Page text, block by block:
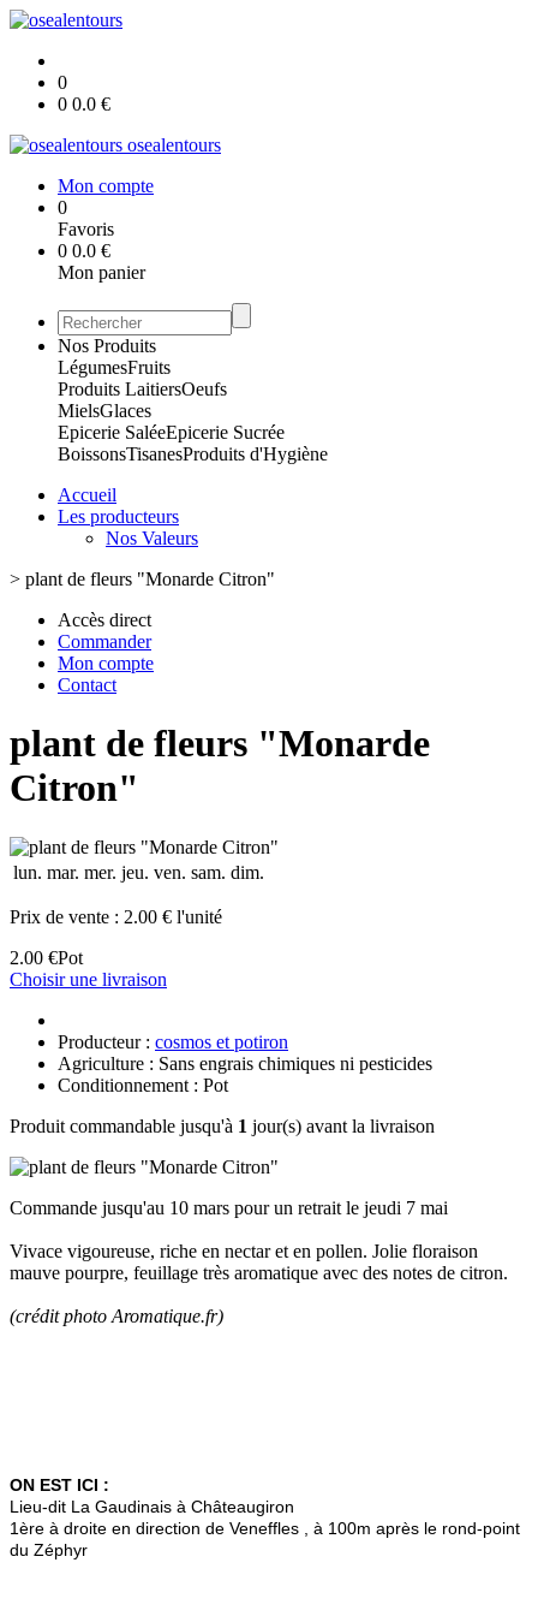
0
0 0.0 €
osealentours
Mon compte
0
Favoris
0 0.0 €
Mon panier
Nos Produits
LégumesFruits
Produits LaitiersOeufs
MielsGlaces
Epicerie SaléeEpicerie Sucrée
BoissonsTisanesProduits d'Hygiène
Accueil
Les producteurs
Nos Valeurs
> plant de fleurs "Monarde Citron"
Accès direct
Commander
Mon compte
Contact
plant de fleurs "Monarde
Citron"
lun. mar. mer. jeu. ven. sam. dim.
Prix de vente : 2.00 € l'unité
2.00 €Pot
Choisir une livraison
Producteur : cosmos et potiron
Agriculture : Sans engrais chimiques ni pesticides
Conditionnement : Pot
Produit commandable jusqu'à 1 jour(s) avant la livraison
Commande jusqu'au 10 mars pour un retrait le jeudi 7 mai
Vivace vigoureuse, riche en nectar et en pollen. Jolie floraison
mauve pourpre, feuillage très aromatique avec des notes de citron.
(crédit photo Aromatique.fr)
ON EST ICI :
Lieu-dit La Gaudinais à Châteaugiron
1ère à droite en direction de Veneffles , à 100m après le rond-point
du Zéphyr